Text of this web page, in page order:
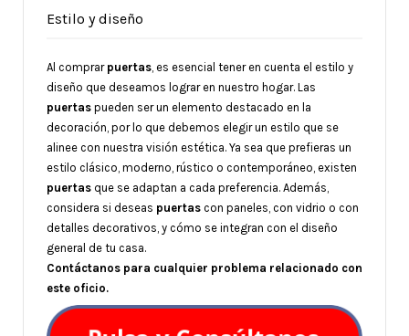
Estilo y diseño
Al comprar puertas , es esencial tener en cuenta el estilo y
diseño que deseamos lograr en nuestro hogar. Las
puertas pueden ser un elemento destacado en la
decoración, por lo que debemos elegir un estilo que se
alinee con nuestra visión estética. Ya sea que prefieras un
estilo clásico, moderno, rústico o contemporáneo, existen
puertas que se adaptan a cada preferencia. Además,
considera si deseas puertas con paneles, con vidrio o con
detalles decorativos, y cómo se integran con el diseño
general de tu casa.
Contáctanos para cualquier problema relacionado con
este oficio.